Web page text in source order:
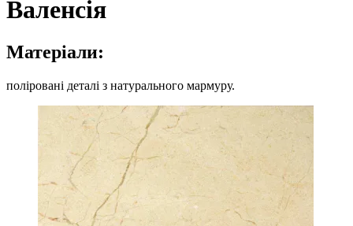
Валенсія
Матеріали:
поліровані деталі з натурального мармуру.